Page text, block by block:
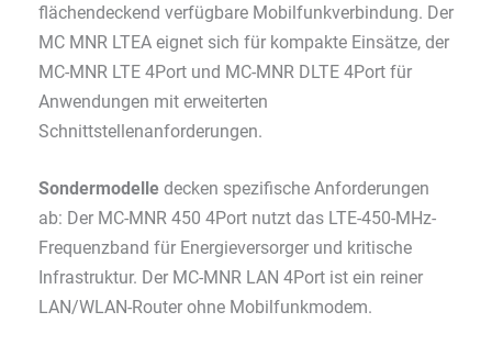
flächendeckend verfügbare Mobilfunkverbindung. Der
MC MNR LTEA eignet sich für kompakte Einsätze, der
MC-MNR LTE 4Port und MC-MNR DLTE 4Port für
Anwendungen mit erweiterten
Schnittstellenanforderungen.
Sondermodelle decken spezifische Anforderungen
ab: Der MC-MNR 450 4Port nutzt das LTE-450-MHz-
Frequenzband für Energieversorger und kritische
Infrastruktur. Der MC-MNR LAN 4Port ist ein reiner
LAN/WLAN-Router ohne Mobilfunkmodem.